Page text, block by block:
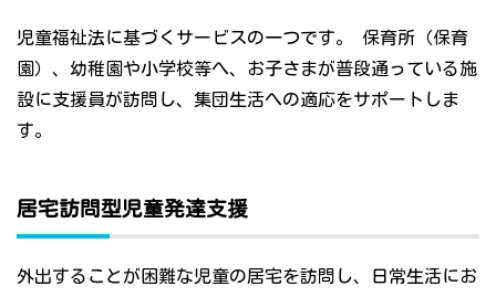
児童福祉法に基づくサービスの一つです。 保育所（保育
園）、幼稚園や小学校等へ、お子さまが普段通っている施
設に支援員が訪問し、集団生活への適応をサポートしま
す。
居宅訪問型児童発達支援
外出することが困難な児童の居宅を訪問し、日常生活にお